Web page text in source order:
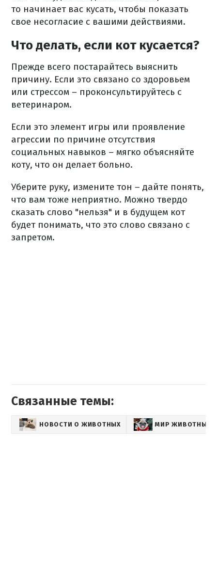
то начинает вас кусать, чтобы показать
свое несогласие с вашими действиями.
Что делать, если кот кусается?
Прежде всего постарайтесь выяснить
причину. Если это связано со здоровьем
или стрессом – проконсультируйтесь с
ветеринаром.
Если это элемент игры или проявление
агрессии по причине отсутствия
социальных навыков – мягко объясняйте
коту, что он делает больно.
Уберите руку, измените тон – дайте понять,
что вам тоже неприятно. Можно твердо
сказать слово "нельзя" и в будущем кот
будет понимать, что это слово связано с
запретом.
Связанные темы:
НОВОСТИ О ЖИВОТНЫХ МИР ЖИВОТНЫХ